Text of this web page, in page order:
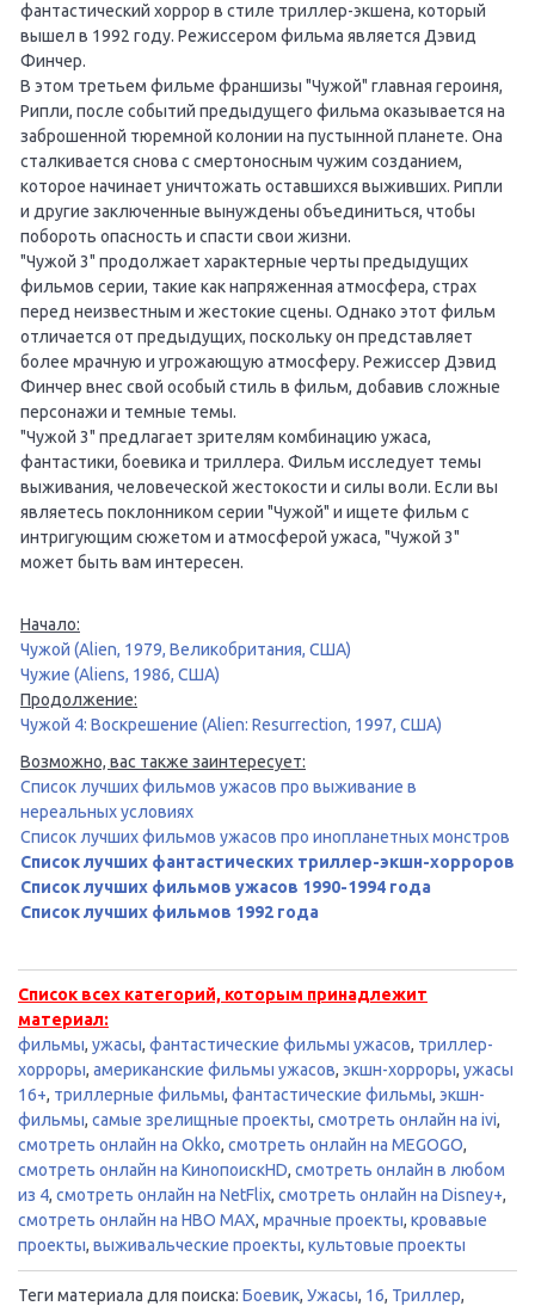
фантастический хоррор в стиле триллер-экшена, который
вышел в 1992 году. Режиссером фильма является Дэвид
Финчер.
В этом третьем фильме франшизы "Чужой" главная героиня,
Рипли, после событий предыдущего фильма оказывается на
заброшенной тюремной колонии на пустынной планете. Она
сталкивается снова с смертоносным чужим созданием,
которое начинает уничтожать оставшихся выживших. Рипли
и другие заключенные вынуждены объединиться, чтобы
побороть опасность и спасти свои жизни.
"Чужой 3" продолжает характерные черты предыдущих
фильмов серии, такие как напряженная атмосфера, страх
перед неизвестным и жестокие сцены. Однако этот фильм
отличается от предыдущих, поскольку он представляет
более мрачную и угрожающую атмосферу. Режиссер Дэвид
Финчер внес свой особый стиль в фильм, добавив сложные
персонажи и темные темы.
"Чужой 3" предлагает зрителям комбинацию ужаса,
фантастики, боевика и триллера. Фильм исследует темы
выживания, человеческой жестокости и силы воли. Если вы
являетесь поклонником серии "Чужой" и ищете фильм с
интригующим сюжетом и атмосферой ужаса, "Чужой 3"
может быть вам интересен.
Начало:
Чужой (Alien, 1979, Великобритания, США)
Чужие (Aliens, 1986, США)
Продолжение:
Чужой 4: Воскрешение (Alien: Resurrection, 1997, США)
Возможно, вас также заинтересует:
Список лучших фильмов ужасов про выживание в
нереальных условиях
Список лучших фильмов ужасов про инопланетных монстров
Список лучших фантастических триллер-экшн-хорроров
Список лучших фильмов ужасов 1990-1994 года
Список лучших фильмов 1992 года
Список всех категорий, которым принадлежит
материал:
фильмы, ужасы, фантастические фильмы ужасов, триллер-
хорроры, американские фильмы ужасов, экшн-хорроры, ужасы
16+, триллерные фильмы, фантастические фильмы, экшн-
фильмы, самые зрелищные проекты, смотреть онлайн на ivi,
смотреть онлайн на Okko, смотреть онлайн на MEGOGO,
смотреть онлайн на КинопоискHD, смотреть онлайн в любом
из 4, смотреть онлайн на NetFlix, смотреть онлайн на Disney+,
смотреть онлайн на HBO MAX, мрачные проекты, кровавые
проекты, выживальческие проекты, культовые проекты
Теги материала для поиска: Боевик, Ужасы, 16, Триллер,